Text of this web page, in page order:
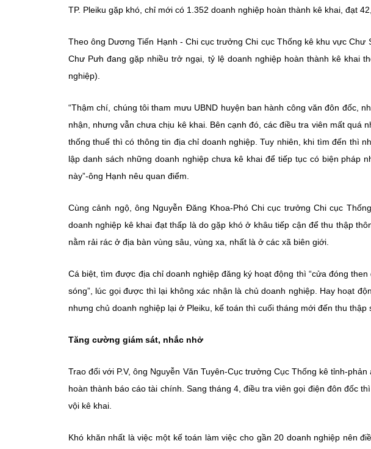
TP. Pleiku gặp khó, chỉ mới có 1.352 doanh nghiệp hoàn thành kê khai, đạt
Theo ông Dương Tiến Hạnh - Chi cục trưởng Chi cục Thống kê khu vực
Chư Pưh đang gặp nhiều trở ngại, tỷ lệ doanh nghiệp hoàn thành kê khai
nghiệp).
“Thậm chí, chúng tôi tham mưu UBND huyện ban hành công văn đôn đốc,
nhận, nhưng vẫn chưa chịu kê khai. Bên cạnh đó, các điều tra viên mất quá
thống thuế thì có thông tin địa chỉ doanh nghiệp. Tuy nhiên, khi tìm đến thì
lập danh sách những doanh nghiệp chưa kê khai để tiếp tục có biện pháp
này”-ông Hạnh nêu quan điểm.
Cùng cảnh ngộ, ông Nguyễn Đăng Khoa-Phó Chi cục trưởng Chi cục
doanh nghiệp kê khai đạt thấp là do gặp khó ở khâu tiếp cận để thu thập
nằm rải rác ở địa bàn vùng sâu, vùng xa, nhất là ở các xã biên giới.
Cá biệt, tìm được địa chỉ doanh nghiệp đăng ký hoạt động thì “cửa đóng
sóng”, lúc gọi được thì lại không xác nhận là chủ doanh nghiệp. Hay hoạt
nhưng chủ doanh nghiệp lại ở Pleiku, kế toán thì cuối tháng mới đến thu thập
Tăng cường giám sát, nhắc nhở
Trao đổi với P.V, ông Nguyễn Văn Tuyên-Cục trưởng Cục Thống kê tỉnh-
hoàn thành báo cáo tài chính. Sang tháng 4, điều tra viên gọi điện đôn đốc
vội kê khai.
Khó khăn nhất là việc một kế toán làm việc cho gần 20 doanh nghiệp nên